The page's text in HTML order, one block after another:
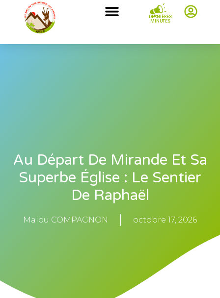
DERNIÈRES
MINUTES
Au Départ De Mirande Et Sa
Superbe Église : Le Sentier
De Raphaël
Malou COMPAGNON octobre 17, 2026